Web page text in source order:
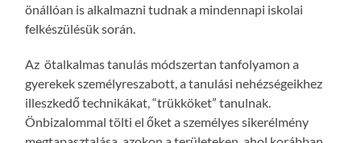
önállóan is alkalmazni tudnak a mindennapi iskolai
felkészülésük során.
Az ötalkalmas tanulás módszertan tanfolyamon a
gyerekek személyreszabott, a tanulási nehézségeikhez
illeszkedő technikákat, “trükköket” tanulnak.
Önbizalommal tölti el őket a személyes sikerélmény